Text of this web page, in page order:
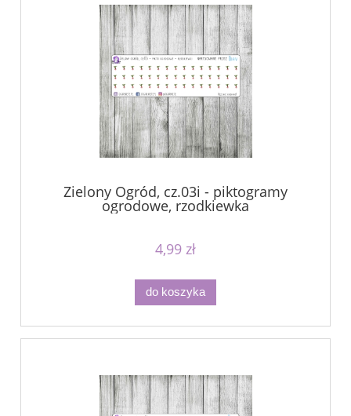
Zielony Ogród, cz.03i - piktogramy
ogrodowe, rzodkiewka
4,99 zł
do koszyka